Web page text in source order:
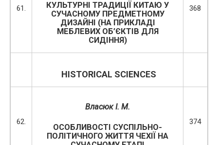
61.
КУЛЬТУРНІ ТРАДИЦІЇ КИТАЮ У
СУЧАСНОМУ ПРЕДМЕТНОМУ
ДИЗАЙНІ (НА ПРИКЛАДІ
МЕБЛЕВИХ ОБ’ЄКТІВ ДЛЯ
СИДІННЯ)
368
HISTORICAL SCIENCES
62.
Власюк І. М.
ОСОБЛИВОСТІ СУСПІЛЬНО-
ПОЛІТИЧНОГО ЖИТТЯ ЧЕХІЇ НА
374